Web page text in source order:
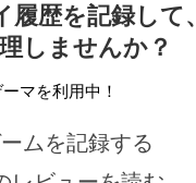
歴を記録して、
しませんか？
マを利用中！
ムを記録する